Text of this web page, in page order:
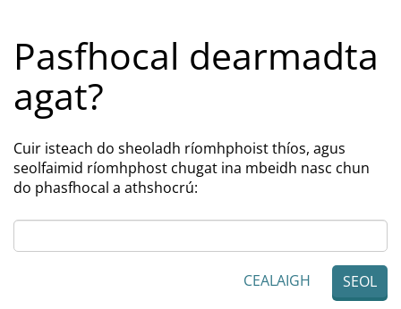
Pasfhocal dearmadta
agat?
Cuir isteach do sheoladh ríomhphoist thíos, agus
seolfaimid ríomhphost chugat ina mbeidh nasc chun
do phasfhocal a athshocrú:
SEOL
CEALAIGH